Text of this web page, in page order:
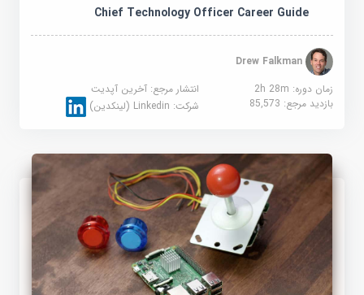
Chief Technology Officer Career Guide
Drew Falkman
زمان دوره: 2h 28m
انتشار مرجع:آخرین آپدیت
بازدید مرجع:85,573 شرکت:Linkedin (لینکدین)